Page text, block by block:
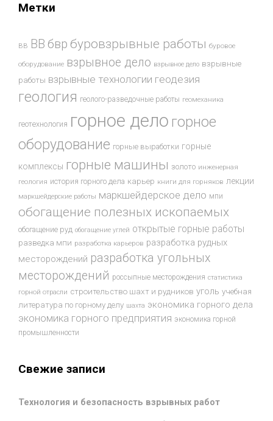
Метки
ВВ ВВ бвр буровзрывные работы буровое
оборудование взрывное дело взрывное дело взрывные
работы взрывные технологии геодезия
геология геолого-разведочные работы геомеханика
геотехнология горное дело горное
оборудование горные выработки горные
комплексы горные машины золото инженерная
геология история горного дела карьер книги для горняков лекции
маркшейдерские работы маркшейдерское дело мпи
обогащение полезных ископаемых
обогащение руд обогащение углей открытые горные работы
разведка мпи разработка карьеров разработка рудных
месторождений разработка угольных
месторождений россыпные месторождения статистика
горной отрасли строительство шахт и рудников уголь учебная
литература по горному делу шахта экономика горного дела
экономика горного предприятия экономика горной
промышленности
Свежие записи
Технология и безопасность взрывных работ